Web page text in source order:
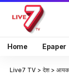
Home Epaper
Live7 TV > देश > आयकर